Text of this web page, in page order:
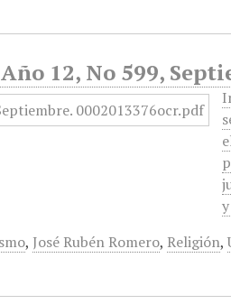
12, No 599,
, José Rubén Romero, Religión,